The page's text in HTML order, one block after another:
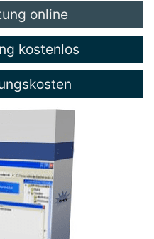
online
kostenlos